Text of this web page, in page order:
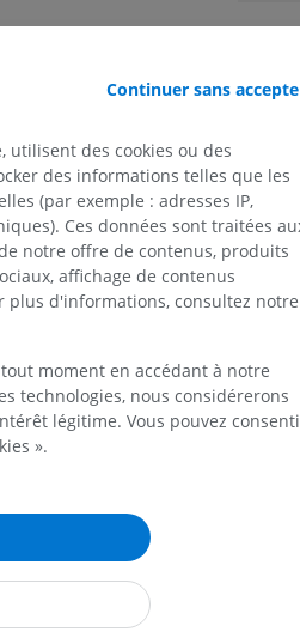
INFÉRIEUR
Illustrations
PREMIUM
Radiographies du membre
IRM du membre inférieur
Continuer sans
utilisent des cookies ou des
des informations telles que les
(par exemple : adresses IP,
Ces données sont traitées
notre offre de contenus, produits
affichage de contenus
plus d'informations, consultez notre
moment en accédant à notre
technologies, nous considérerons
légitime. Vous pouvez
».